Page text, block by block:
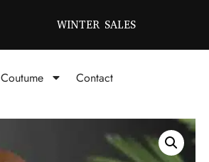
WINTER SALES
Coutume Contact